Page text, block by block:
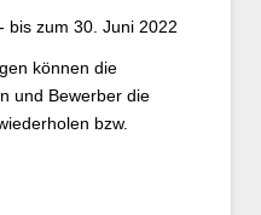
bis zum 30. Juni 2022
können die
und Bewerber die
bzw.